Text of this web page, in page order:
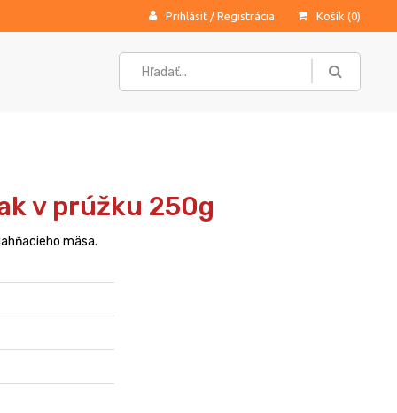
Prihlásiť / Registrácia Košík (0)
v prúžku 250g
mäsa.